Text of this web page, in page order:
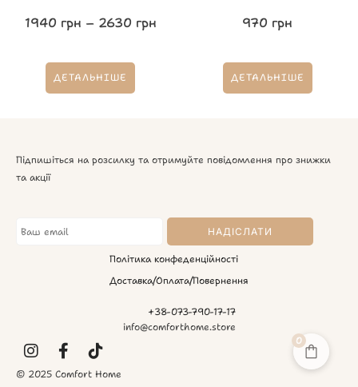
1940 грн – 2630 грн
ДЕТАЛЬНІШЕ
970 грн
ДЕТАЛЬНІШЕ
Підпишіться на розсилку та отримуйте повідомлення про знижки
та акції
Політика конфеденційності
Доставка/Оплата/Повернення
+38-073-790-17-17
info@comforthome.store
© 2025 Comfort Home
0